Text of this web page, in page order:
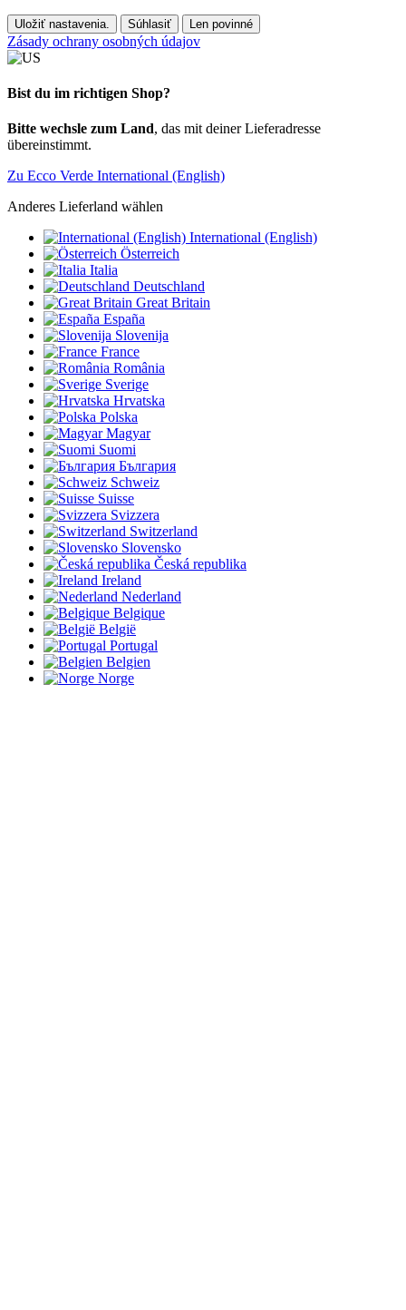
Uložiť nastavenia. Súhlasiť Len povinné
Zásady ochrany osobných údajov
Bist du im richtigen Shop?
Bitte wechsle zum Land, das mit deiner Lieferadresse
übereinstimmt.
Zu Ecco Verde International (English)
Anderes Lieferland wählen
International (English)
Österreich
Italia
Deutschland
Great Britain
España
Slovenija
France
România
Sverige
Hrvatska
Polska
Magyar
Suomi
България
Schweiz
Suisse
Svizzera
Switzerland
Slovensko
Česká republika
Ireland
Nederland
Belgique
België
Portugal
Belgien
Norge